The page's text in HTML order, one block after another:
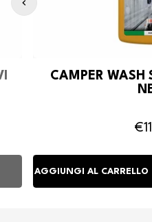
CAMPER WASH